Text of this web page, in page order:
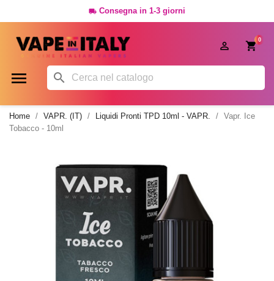
 Consegna in 1-3 giorni
0

 
Home VAPR. (IT) Liquidi Pronti TPD 10ml - VAPR.
Vapr. Ice
Tobacco - 10ml